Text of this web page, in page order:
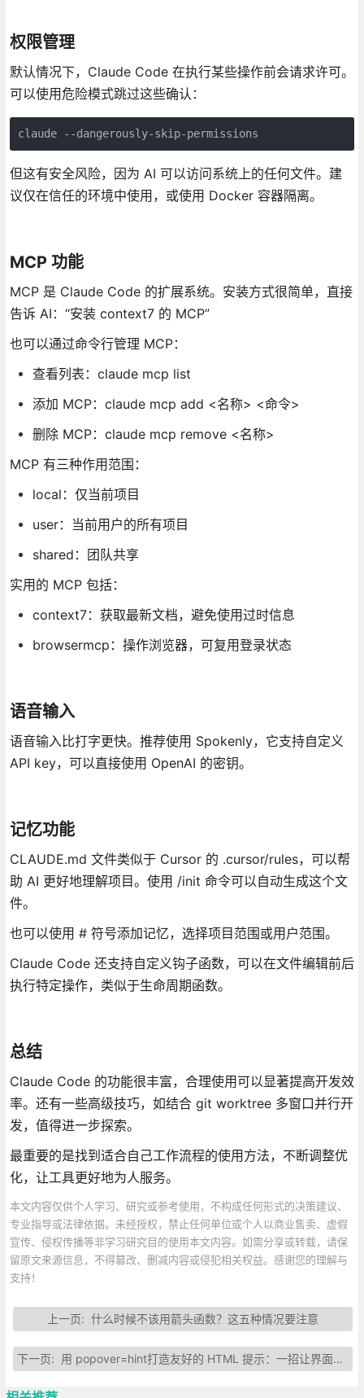
权限管理
默认情况下，Claude Code 在执行某些操作前会请求许可。
可以使用危险模式跳过这些确认：
claude --dangerously-skip-permissions
但这有安全风险，因为 AI 可以访问系统上的任何文件。建
议仅在信任的环境中使用，或使用 Docker 容器隔离。
MCP 功能
MCP 是 Claude Code 的扩展系统。安装方式很简单，直接
告诉 AI：“安装 context7 的 MCP”
也可以通过命令行管理 MCP：
查看列表：claude mcp list
添加 MCP：claude mcp add <名称> <命令>
删除 MCP：claude mcp remove <名称>
MCP 有三种作用范围：
local：仅当前项目
user：当前用户的所有项目
shared：团队共享
实用的 MCP 包括：
context7：获取最新文档，避免使用过时信息
browsermcp：操作浏览器，可复用登录状态
语音输入
语音输入比打字更快。推荐使用 Spokenly，它支持自定义
API key，可以直接使用 OpenAI 的密钥。
记忆功能
CLAUDE.md 文件类似于 Cursor 的 .cursor/rules，可以帮
助 AI 更好地理解项目。使用 /init 命令可以自动生成这个文
件。
也可以使用 # 符号添加记忆，选择项目范围或用户范围。
Claude Code 还支持自定义钩子函数，可以在文件编辑前后
执行特定操作，类似于生命周期函数。
总结
Claude Code 的功能很丰富，合理使用可以显著提高开发效
率。还有一些高级技巧，如结合 git worktree 多窗口并行开
发，值得进一步探索。
最重要的是找到适合自己工作流程的使用方法，不断调整优
化，让工具更好地为人服务。
本文内容仅供个人学习、研究或参考使用，不构成任何形式的决策建议、
专业指导或法律依据。未经授权，禁止任何单位或个人以商业售卖、虚假
宣传、侵权传播等非学习研究目的使用本文内容。如需分享或转载，请保
留原文来源信息，不得篡改、删减内容或侵犯相关权益。感谢您的理解与
支持！
上一页: 什么时候不该用箭头函数？这五种情况要注意
下一页: 用 popover=hint打造友好的 HTML 提示：一招让界面更“懂人”